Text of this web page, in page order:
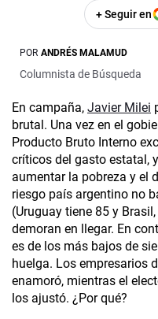
+ Seguir en
POR ANDRÉS MALAMUD
Columnista de Búsqueda
En campaña, Javier Milei
brutal. Una vez en el
Producto Bruto Interno
críticos del gasto estatal,
aumentar la pobreza y el
riesgo país argentino no
(Uruguay tiene 85 y
demoran en llegar. En
es de los más bajos de
huelga. Los empresarios
enamoró, mientras el
los ajustó. ¿Por qué?